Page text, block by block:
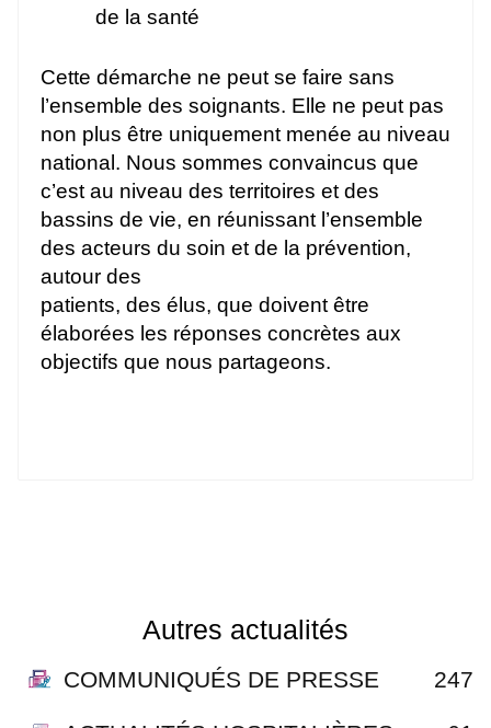
de la santé
Cette démarche ne peut se faire sans
l’ensemble des soignants. Elle ne peut pas
non plus être uniquement menée au niveau
national. Nous sommes convaincus que
c’est au niveau des territoires et des
bassins de vie, en réunissant l’ensemble
des acteurs du soin et de la prévention,
autour des
patients, des élus, que doivent être
élaborées les réponses concrètes aux
objectifs que nous partageons.
Autres actualités
COMMUNIQUÉS DE PRESSE 247